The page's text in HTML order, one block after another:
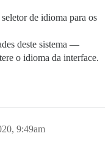
de idioma para os
deste sistema —
o idioma da interface.
9:49am